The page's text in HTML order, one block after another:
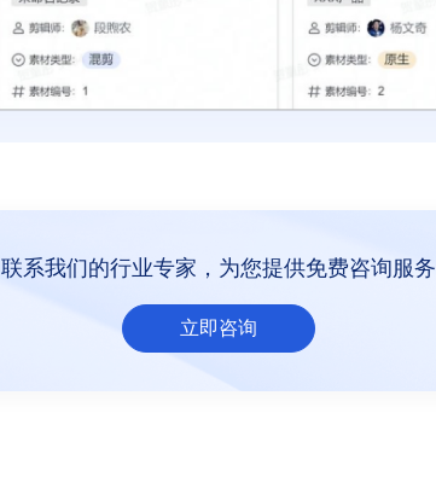
联系我们的行业专家，为您提供免费咨询服务
立即咨询